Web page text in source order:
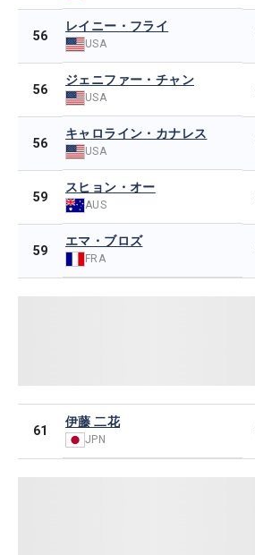
56
レイニー・フライ
USA
56
ジェニファー・チャン
USA
56
キャロライン・カナレス
USA
59
スヒョン・オー
AUS
59
エマ・ブロズ
FRA
61
伊藤 二花
JPN